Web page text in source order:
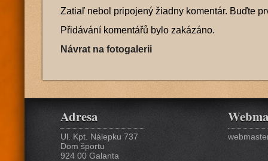
Zatiaľ nebol pripojený žiadny komentár. Buďte
Přidávání komentářů bylo zakázáno.
Návrat na fotogalerii
Adresa
Ul. Kpt. Nálepku 737
Dom športu
924 00 Galanta